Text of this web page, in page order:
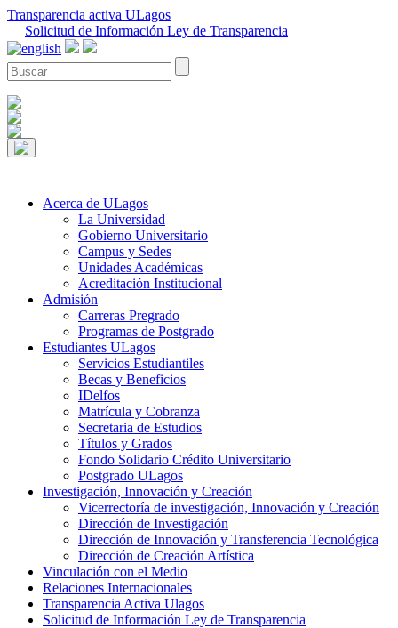
Transparencia activa ULagos
Solicitud de Información Ley de Transparencia
Acerca de ULagos
La Universidad
Gobierno Universitario
Campus y Sedes
Unidades Académicas
Acreditación Institucional
Admisión
Carreras Pregrado
Programas de Postgrado
Estudiantes ULagos
Servicios Estudiantiles
Becas y Beneficios
IDelfos
Matrícula y Cobranza
Secretaria de Estudios
Títulos y Grados
Fondo Solidario Crédito Universitario
Postgrado ULagos
Investigación, Innovación y Creación
Vicerrectoría de investigación, Innovación y Creación
Dirección de Investigación
Dirección de Innovación y Transferencia Tecnológica
Dirección de Creación Artística
Vinculación con el Medio
Relaciones Internacionales
Transparencia Activa Ulagos
Solicitud de Información Ley de Transparencia